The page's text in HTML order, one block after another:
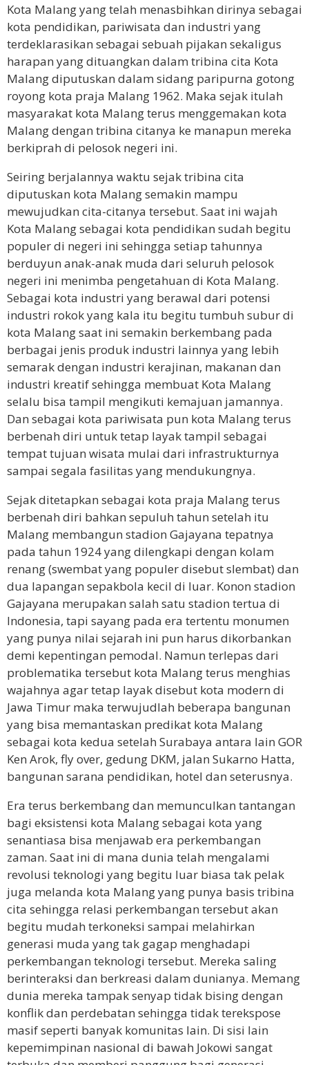
Kota Malang yang telah menasbihkan dirinya sebagai
kota pendidikan, pariwisata dan industri yang
terdeklarasikan sebagai sebuah pijakan sekaligus
harapan yang dituangkan dalam tribina cita Kota
Malang diputuskan dalam sidang paripurna gotong
royong kota praja Malang 1962. Maka sejak itulah
masyarakat kota Malang terus menggemakan kota
Malang dengan tribina citanya ke manapun mereka
berkiprah di pelosok negeri ini.
Seiring berjalannya waktu sejak tribina cita
diputuskan kota Malang semakin mampu
mewujudkan cita-citanya tersebut. Saat ini wajah
Kota Malang sebagai kota pendidikan sudah begitu
populer di negeri ini sehingga setiap tahunnya
berduyun anak-anak muda dari seluruh pelosok
negeri ini menimba pengetahuan di Kota Malang.
Sebagai kota industri yang berawal dari potensi
industri rokok yang kala itu begitu tumbuh subur di
kota Malang saat ini semakin berkembang pada
berbagai jenis produk industri lainnya yang lebih
semarak dengan industri kerajinan, makanan dan
industri kreatif sehingga membuat Kota Malang
selalu bisa tampil mengikuti kemajuan jamannya.
Dan sebagai kota pariwisata pun kota Malang terus
berbenah diri untuk tetap layak tampil sebagai
tempat tujuan wisata mulai dari infrastrukturnya
sampai segala fasilitas yang mendukungnya.
Sejak ditetapkan sebagai kota praja Malang terus
berbenah diri bahkan sepuluh tahun setelah itu
Malang membangun stadion Gajayana tepatnya
pada tahun 1924 yang dilengkapi dengan kolam
renang (swembat yang populer disebut slembat) dan
dua lapangan sepakbola kecil di luar. Konon stadion
Gajayana merupakan salah satu stadion tertua di
Indonesia, tapi sayang pada era tertentu monumen
yang punya nilai sejarah ini pun harus dikorbankan
demi kepentingan pemodal. Namun terlepas dari
problematika tersebut kota Malang terus menghias
wajahnya agar tetap layak disebut kota modern di
Jawa Timur maka terwujudlah beberapa bangunan
yang bisa memantaskan predikat kota Malang
sebagai kota kedua setelah Surabaya antara lain GOR
Ken Arok, fly over, gedung DKM, jalan Sukarno Hatta,
bangunan sarana pendidikan, hotel dan seterusnya.
Era terus berkembang dan memunculkan tantangan
bagi eksistensi kota Malang sebagai kota yang
senantiasa bisa menjawab era perkembangan
zaman. Saat ini di mana dunia telah mengalami
revolusi teknologi yang begitu luar biasa tak pelak
juga melanda kota Malang yang punya basis tribina
cita sehingga relasi perkembangan tersebut akan
begitu mudah terkoneksi sampai melahirkan
generasi muda yang tak gagap menghadapi
perkembangan teknologi tersebut. Mereka saling
berinteraksi dan berkreasi dalam dunianya. Memang
dunia mereka tampak senyap tidak bising dengan
konflik dan perdebatan sehingga tidak terekspose
masif seperti banyak komunitas lain. Di sisi lain
kepemimpinan nasional di bawah Jokowi sangat